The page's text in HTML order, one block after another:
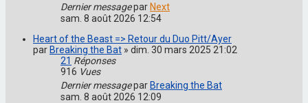
Dernier messageparNext
sam. 8 août 2026 12:54
Heart of the Beast => Retour du Duo Pitt/Ayer
parBreaking the Bat » dim. 30 mars 2025 21:02
21 Réponses
916 Vues
Dernier messageparBreaking the Bat
sam. 8 août 2026 12:09